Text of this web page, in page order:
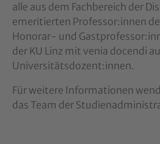
alle aus dem Fachbereich der
emeritierten Professor:innen
Honorar- und
der KU Linz mit venia docendi
Universitätsdozent:innen.
Für weitere Informationen
das Team der